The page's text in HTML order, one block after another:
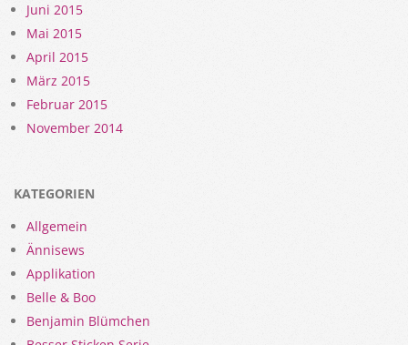
Juni 2015
Mai 2015
April 2015
März 2015
Februar 2015
November 2014
KATEGORIEN
Allgemein
Ännisews
Applikation
Belle & Boo
Benjamin Blümchen